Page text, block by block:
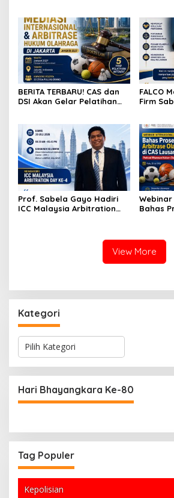
Tanpa Riba
Indonesia
BERITA TERBARU! CAS dan
DSI Akan Gelar Pelatihan
di Jakarta
FALCO
Firm
Prof. Sabela Gayo Hadiri
ICC Malaysia Arbitration
Bahas
View More
Kategori
K
e
g
o
r
Hari Bhayangkara Ke-80
Tag Populer
Kepolisian